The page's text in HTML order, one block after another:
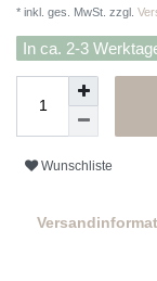
* inkl. ges. MwSt. zzgl.
In ca. 2-3
Wunschliste